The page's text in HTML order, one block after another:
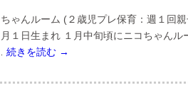
ゃんルーム (２歳児プレ保育：週１回
１日生まれ １月中旬頃にニコちゃん
続きを読む →